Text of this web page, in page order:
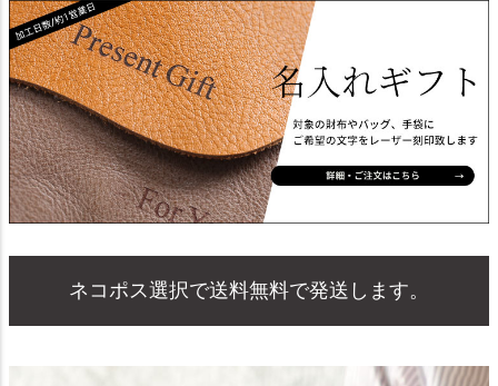
ネコポス選択で送料無料で発送します。